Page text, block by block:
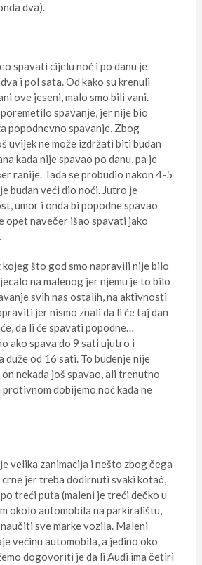
dva).
spavati cijelu noć i po danu je
i pol sata. Od kako su krenuli
ove jeseni, malo smo bili vani.
spavanje, jer nije bio
popodnevno spavanje. Zbog
uvijek ne može izdržati biti budan
kada nije spavao po danu, pa je
ranije. Tada se probudio nakon 4-5
budan veći dio noći. Jutro je
umor i onda bi popodne spavao
opet navečer išao spavati jako
kojeg što god smo napravili nije bilo
na malenog jer njemu je to bilo
svih nas ostalih, na aktivnosti
jer nismo znali da li će taj dan
da li će spavati popodne…
ako spava do 9 sati ujutro i
duže od 16 sati. To buđenje nije
nekada još spavao, ali trenutno
dobijemo noć kada ne
velika zanimacija i nešto zbog čega
jer treba dodirnuti svaki kotač,
treći puta (maleni je treći dečko u
okolo automobila na parkiralištu,
sve marke vozila. Maleni
većinu automobila, a jedino oko
dogovoriti je da li Audi ima četiri